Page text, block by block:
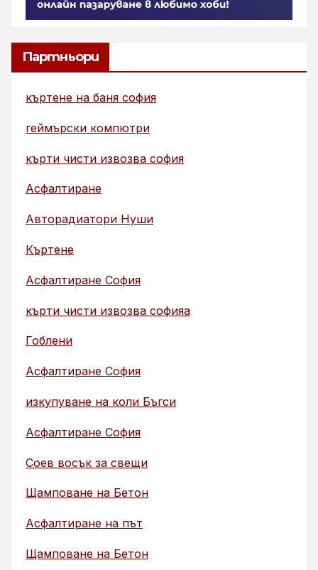
Партньори
къртене на баня софия
геймърски компютри
кърти чисти извозва софия
Асфалтиране
Авторадиатори Нуши
Къртене
Асфалтиране София
кърти чисти извозва софияа
Гоблени
Асфалтиране София
изкупуване на коли Бъгси
Асфалтиране София
Соев восък за свещи
Щамповане на Бетон
Асфалтиране на път
Щамповане на Бетон